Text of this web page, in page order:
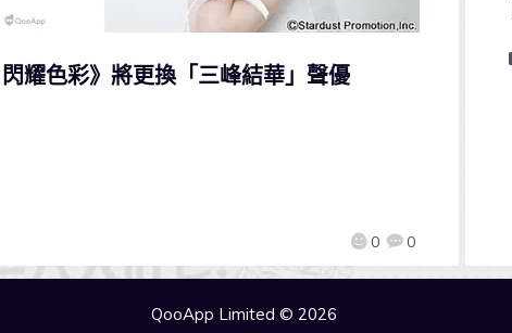
耀色彩》將更換「三峰結華」聲優
0 0
QooApp Limited © 2026